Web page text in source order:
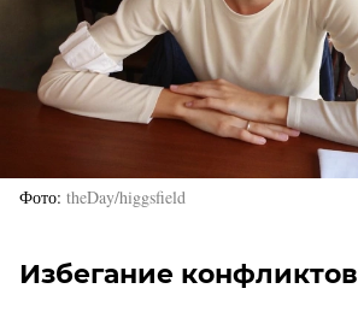
Фото theDay/higgsfield
Избегание конфликтов